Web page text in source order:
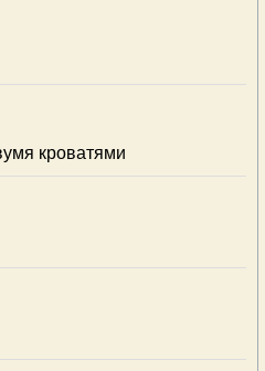
кроватями